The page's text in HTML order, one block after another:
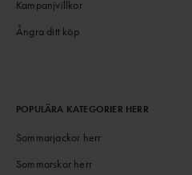
Kampanjvillkor
Ångra ditt köp
POPULÄRA KATEGORIER HERR
Sommarjackor herr
Sommarskor herr